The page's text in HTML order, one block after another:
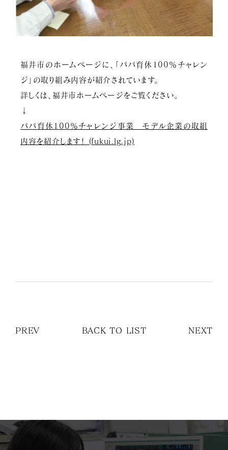
福井市のホームページに、「パパ育休100％チャレン
ジ」の取り組み内容が紹介されています。
詳しくは、福井市ホームページをご覧ください。
↓
パパ育休100％チャレンジ事業 モデル企業の取組
内容を紹介します！ (fukui.lg.jp)
PREV BACK TO LIST NEXT